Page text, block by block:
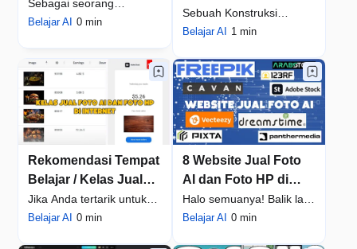
Description)
Sebagai seorang
microstocker, fokus pada
Belajar AI 0 min
yang Memukau di
Padang Pasir Nevada
Sebuah Konstruksi
Organik Biomorfi yang
Belajar AI 1 min
Rekomendasi Tempat
Belajar / Kelas Jualan
Foto AI dan Foto HP
ke Internet
Jika Anda tertarik untuk
belajar tentang jualan foto
Belajar AI 0 min
8 Website Jual Foto
AI dan Foto HP di
Internet Terbaru 2024
Halo semuanya! Balik lagi
bersama saya Bahyudin
Belajar AI 0 min